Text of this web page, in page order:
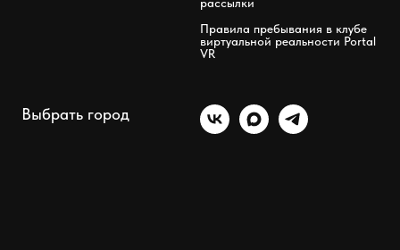
Правила пребывания в клубе
виртуальной реальности Portal
VR
Выбрать город